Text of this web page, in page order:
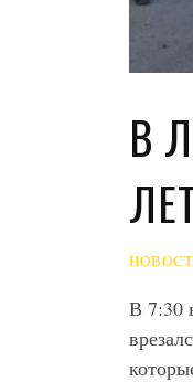
В
В 7:30